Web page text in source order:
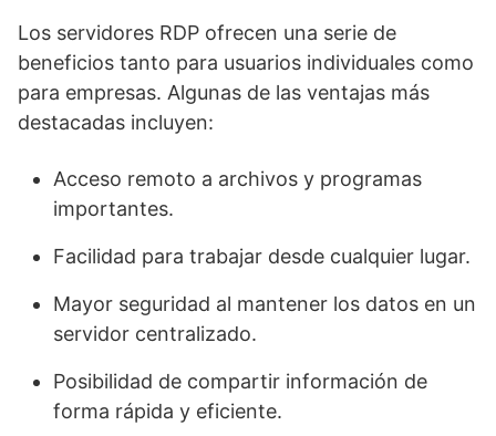
Los servidores RDP ofrecen una serie de
beneficios tanto para usuarios individuales como
para empresas. Algunas de las ventajas más
destacadas incluyen:
Acceso remoto a archivos y programas
importantes.
Facilidad para trabajar desde cualquier lugar.
Mayor seguridad al mantener los datos en un
servidor centralizado.
Posibilidad de compartir información de
forma rápida y eficiente.